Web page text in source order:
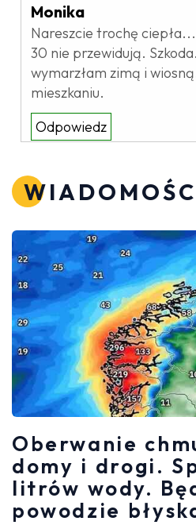
Monika
Nareszcie trochę
30 nie przewidują.
wymarzłam zimą i
mieszkaniu.
Odpowiedz
Oberwanie
domy i drogi.
litrów wody.
powodzie